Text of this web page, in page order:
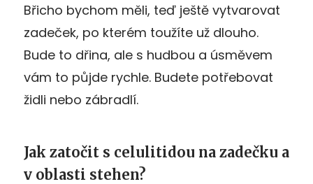
Břicho bychom měli, teď ještě vytvarovat
zadeček, po kterém toužíte už dlouho.
Bude to dřina, ale s hudbou a úsměvem
vám to půjde rychle. Budete potřebovat
židli nebo zábradlí.
Jak zatočit s celulitidou na zadečku a
v oblasti stehen?